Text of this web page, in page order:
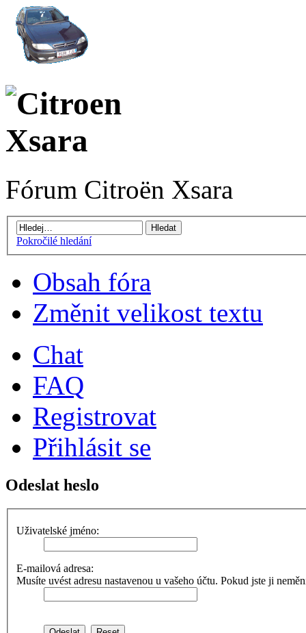
Fórum Citroën Xsara
Pokročilé hledání
Obsah fóra
Změnit velikost textu
Chat
FAQ
Registrovat
Přihlásit se
Odeslat heslo
Uživatelské jméno:
E-mailová adresa:
Musíte uvést adresu nastavenou u vašeho účtu. Pokud jste ji